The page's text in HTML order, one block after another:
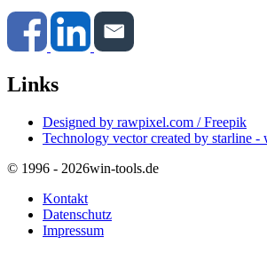
Links
Designed by rawpixel.com / Freepik
Technology vector created by starline
© 1996 - 2026win-tools.de
Kontakt
Datenschutz
Impressum